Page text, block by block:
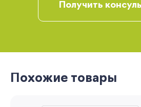
Получить
Похожие товары